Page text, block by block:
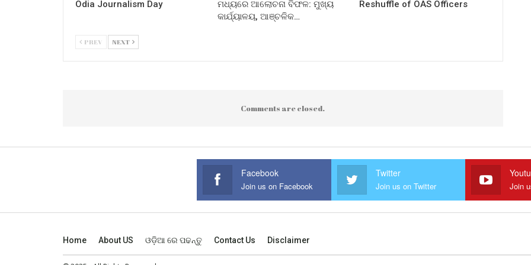
Odia Journalism Day
ମଧ୍ୟରେ ଆଲୋଚନା ବିଫଳ: ମୁଖ୍ୟ
କାର୍ଯ୍ୟାଳୟ, ଆଞ୍ଚଳିକ…
Reshuffle of OAS Officers
PREV NEXT
Comments are closed.
Facebook
Join us on Facebook
Twitter
Join us on Twitter Join
Home About US ଓଡ଼ିଆ ରେ ପଢନ୍ତୁ Contact Us Disclaimer